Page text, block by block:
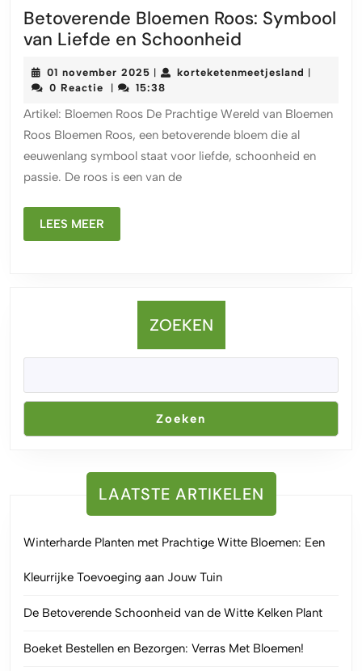
Betoverende Bloemen Roos: Symbool
van Liefde en Schoonheid
Roos:
van
Liefde
en
01 november 2025 01
november
| korteketenmeetjesland |
0 Reactie | 15:38
Artikel: Bloemen Roos De Prachtige Wereld van Bloemen
Roos Bloemen Roos, een betoverende bloem die al
eeuwenlang symbool staat voor liefde, schoonheid en
passie. De roos is een van de
LEES MEER
MEER
ZOEKEN
Zoeken
LAATSTE ARTIKELEN
Winterharde Planten met Prachtige Witte Bloemen: Een
Kleurrijke Toevoeging aan Jouw Tuin
De Betoverende Schoonheid van de Witte Kelken Plant
Boeket Bestellen en Bezorgen: Verras Met Bloemen!